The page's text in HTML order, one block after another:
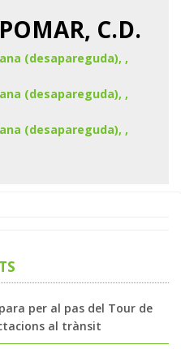
C.D.
(desapareguda), ,
(desapareguda), ,
(desapareguda), ,
per al pas del Tour de
al trànsit